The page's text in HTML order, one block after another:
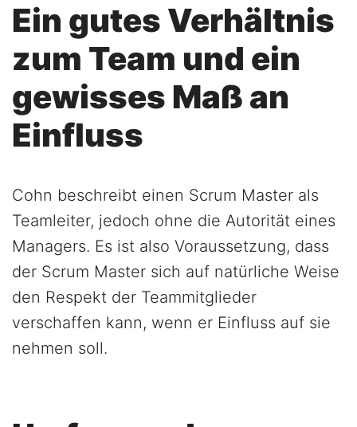
Ein gutes Verhältnis
zum Team und ein
gewisses Maß an
Einfluss
Cohn beschreibt einen Scrum Master als
Teamleiter, jedoch ohne die Autorität eines
Managers. Es ist also Voraussetzung, dass
der Scrum Master sich auf natürliche Weise
den Respekt der Teammitglieder
verschaffen kann, wenn er Einfluss auf sie
nehmen soll.